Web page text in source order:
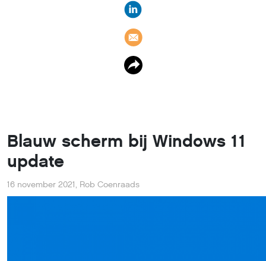
Blauw scherm bij Windows 11
update
16 november 2021, Rob Coenraads